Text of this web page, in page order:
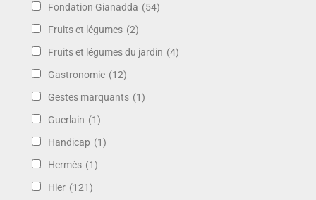
Fondation Gianadda (54)
Fruits et légumes (2)
Fruits et légumes du jardin (4)
Gastronomie (12)
Gestes marquants (1)
Guerlain (1)
Handicap (1)
Hermès (1)
Hier (121)